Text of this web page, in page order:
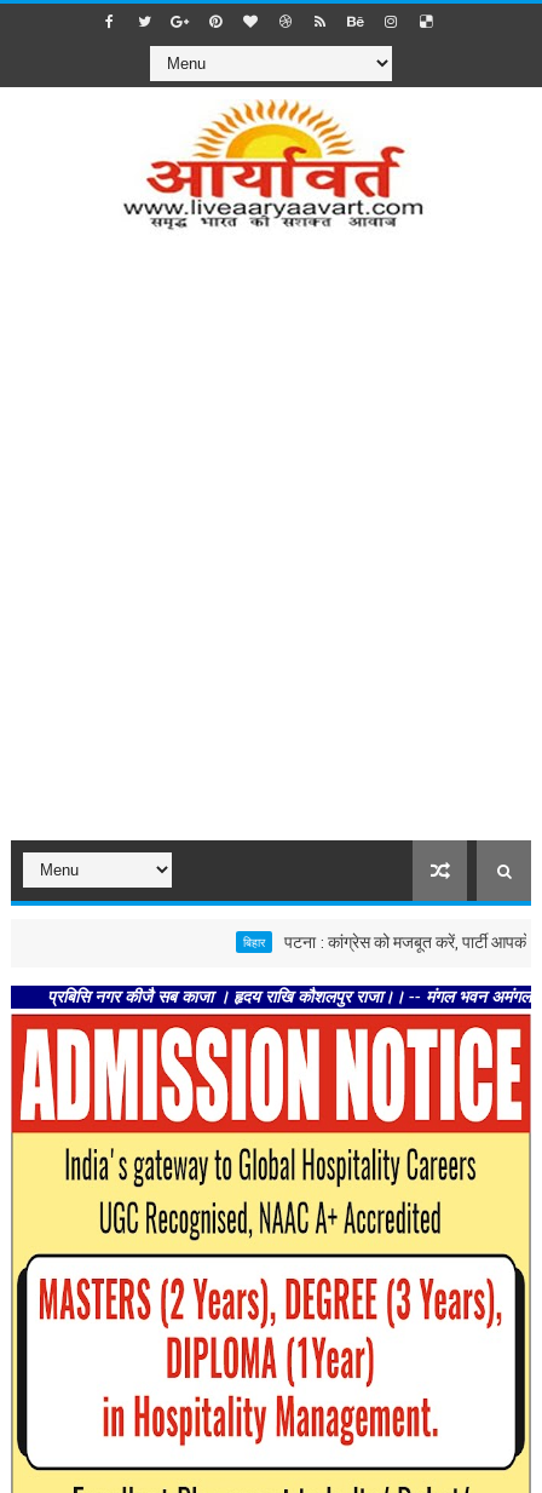
पटना : कांग्रेस को मजबूत करें, पार्टी आपको मजबूत
नगर कीजै सब काजा । हृदय राखि कौशलपुर राजा।। -- मंगल भवन अमंगल हारी।